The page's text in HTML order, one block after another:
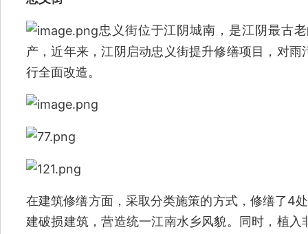
忠义街位于江阴城南，是江阴最古
产，近年来，江阴启动忠义街提升修缮项目，对
行全面改造。
在建筑修缮方面，采取分类施策的方式，修缮了4
建破损建筑，营造统一江南水乡风貌。同时，植